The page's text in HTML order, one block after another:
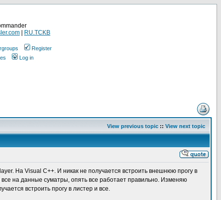
RU.TCKB
Register
Log in
View previous topic :: View next topic
На Visual C++. И никак не получается встроить внешнюю прогу в
на данные суматры, опять все работает правильно. Изменяю
встроить прогу в листер и все.